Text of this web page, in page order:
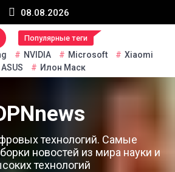
08.08.2026
Популярные теги
NVIDIA Microsoft
Xiaomi
ASUS
Илон Маск
технологий. Самые
новостей из мира науки и
технологий